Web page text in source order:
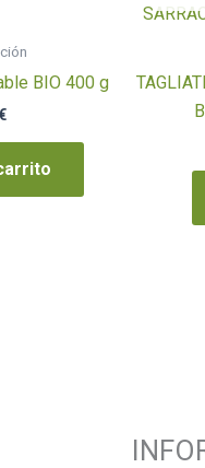
BIO 400 g